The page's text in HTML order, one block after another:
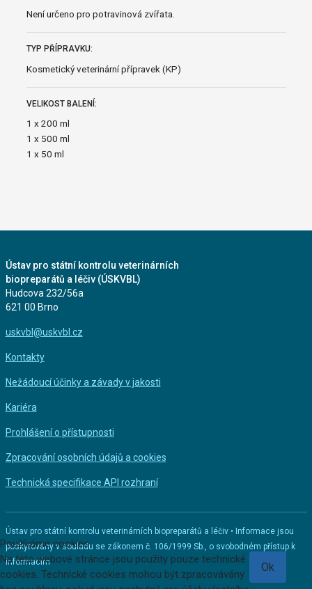
Není určeno pro potravinová zvířata.
TYP PŘÍPRAVKU:
Kosmetický veterinární přípravek (KP)
VELIKOST BALENÍ:
1 x 200 ml
1 x 500 ml
1 x 50 ml
Ústav pro státní kontrolu veterinárních
biopreparátů a léčiv (ÚSKVBL)
Hudcova 232/56a
621 00 Brno
uskvbl@uskvbl.cz
Kontakty
Nežádoucí účinky a závady v jakosti
Kariéra
Prohlášení o přístupnosti
Zpracování osobních údajů a cookies
Technická specifikace API rozhraní
Ústav pro státní kontrolu veterinárních biopreparátů a léčiv • Informace jsou
poskytovány v souladu se zákonem č. 106/1999 Sb., o svobodném přístup k
informacím
Používáme cookies
Na této webové stránce jsou použity pouze technické
cookies. Technické cookies mohou být zpracovávány
Ok